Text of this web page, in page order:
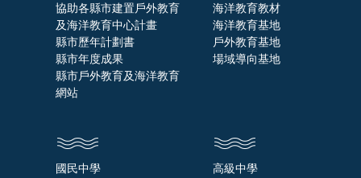
協助各縣市建置戶外教育
及海洋教育中心計畫
縣市歷年計劃書
縣市年度成果
縣市戶外教育及海洋教育
網站
海洋教育教材
海洋教育基地
戶外教育基地
場域導向基地
國民中學
高級中學